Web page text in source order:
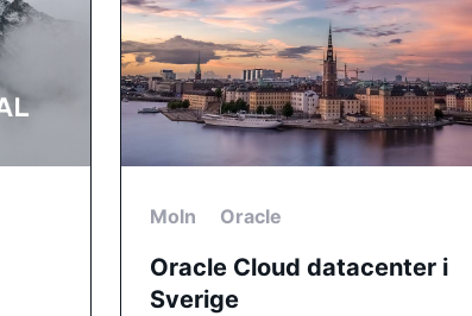
Moln Oracle
Oracle Cloud datacenter i
Sverige